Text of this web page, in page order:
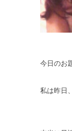
今日のお
私は昨日